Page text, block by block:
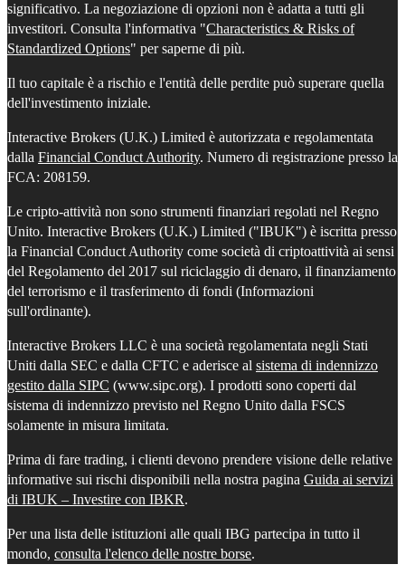
significativo. La negoziazione di opzioni non è adatta a tutti gli
investitori. Consulta l'informativa "Characteristics & Risks of
Standardized Options" per saperne di più.
Il tuo capitale è a rischio e l'entità delle perdite può superare quella
dell'investimento iniziale.
Interactive Brokers (U.K.) Limited è autorizzata e regolamentata
dalla Financial Conduct Authority. Numero di registrazione presso la
FCA: 208159.
Le cripto-attività non sono strumenti finanziari regolati nel Regno
Unito. Interactive Brokers (U.K.) Limited ("IBUK") è iscritta presso
la Financial Conduct Authority come società di criptoattività ai sensi
del Regolamento del 2017 sul riciclaggio di denaro, il finanziamento
del terrorismo e il trasferimento di fondi (Informazioni
sull'ordinante).
Interactive Brokers LLC è una società regolamentata negli Stati
Uniti dalla SEC e dalla CFTC e aderisce al sistema di indennizzo
gestito dalla SIPC (www.sipc.org). I prodotti sono coperti dal
sistema di indennizzo previsto nel Regno Unito dalla FSCS
solamente in misura limitata.
Prima di fare trading, i clienti devono prendere visione delle relative
informative sui rischi disponibili nella nostra pagina Guida ai servizi
di IBUK – Investire con IBKR.
Per una lista delle istituzioni alle quali IBG partecipa in tutto il
mondo, consulta l'elenco delle nostre borse.